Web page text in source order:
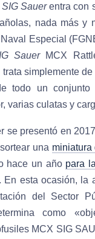
SIG Sauerentra con
nada más y
Especial
SauerMCX
simplemente
todo un conjunto
varias culatas y
se presentó en
una miniatura
hace un año para
. En esta ocasión, la
del Sector
como
MCX SIG